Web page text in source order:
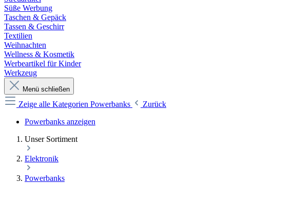
Süße Werbung
Taschen & Gepäck
Tassen & Geschirr
Textilien
Weihnachten
Wellness & Kosmetik
Werbeartikel für Kinder
Werkzeug
Menü schließen
Zeige alle Kategorien Powerbanks
Zurück
Powerbanks anzeigen
Unser Sortiment
Elektronik
Powerbanks